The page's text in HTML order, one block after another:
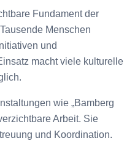
Fundament der
Menschen
und
macht viele kulturelle
wie „Bamberg
Arbeit. Sie
und Koordination.